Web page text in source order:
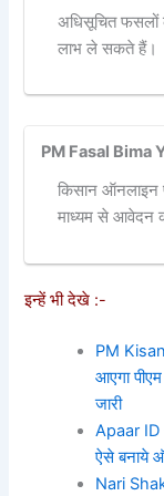
अधिसूचित फसलों
लाभ ले सकते हैं।
PM Fasal Bima
किसान ऑनलाइन
माध्यम से आवेदन
इन्हें भी देखे :-
PM
आएगा
जारी
Apaar ID
ऐसे बनाये
Nari